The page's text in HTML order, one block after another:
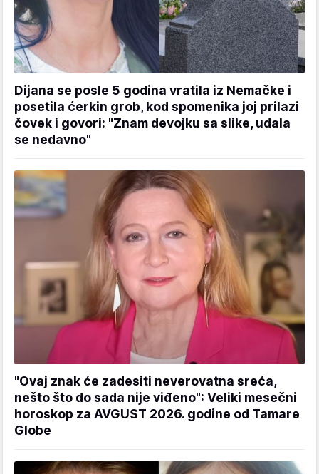
Dijana se posle 5 godina vratila iz Nemačke i
posetila ćerkin grob, kod spomenika joj prilazi
čovek i govori: "Znam devojku sa slike, udala
se nedavno"
"Ovaj znak će zadesiti neverovatna sreća,
nešto što do sada nije viđeno": Veliki mesečni
horoskop za AVGUST 2026. godine od Tamare
Globe